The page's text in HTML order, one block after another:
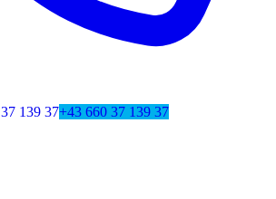
139 37+43 660 37 139 37